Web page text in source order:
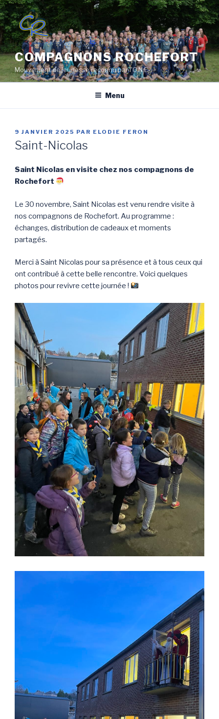
Aller
au
contenu
principal
COMPAGNONS ROCHEFORT
Mouvement de jeunesse reconnu par l'O.N.E
Menu
PUBLIÉ
LE
9 JANVIER 2025 PAR ELODIE FERON
Saint-Nicolas
Saint Nicolas en visite chez nos compagnons de
Rochefort
Le 30 novembre, Saint Nicolas est venu rendre visite à
nos compagnons de Rochefort. Au programme :
échanges, distribution de cadeaux et moments
partagés.
Merci à Saint Nicolas pour sa présence et à tous ceux qui
ont contribué à cette belle rencontre. Voici quelques
photos pour revivre cette journée !